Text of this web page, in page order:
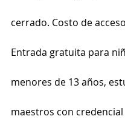
cerrado. Costo de
Entrada gratuita para
menores de 13 años,
maestros con